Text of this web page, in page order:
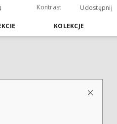
Kontrast Udostępnij
KOLEKCJE